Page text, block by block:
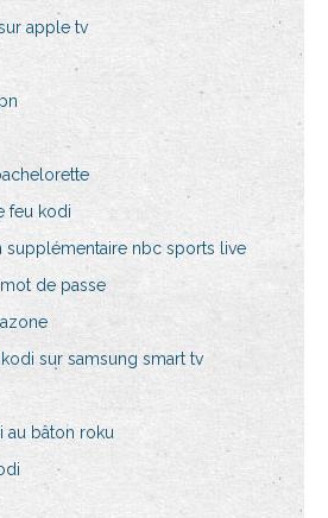
apple tv
feu kodi
supplémentaire nbc sports live
de passe
sur samsung smart tv
au bâton roku